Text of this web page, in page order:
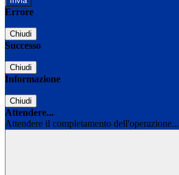
Errore
Chiudi
Successo
Chiudi
Informazione
Chiudi
Attendere...
Attendere il completamento dell'operazione...